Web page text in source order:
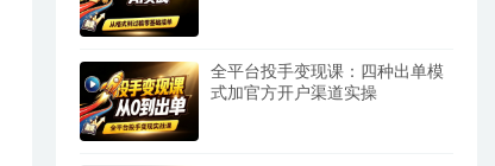
全平台投手变现课：四种出单模
式加官方开户渠道实操